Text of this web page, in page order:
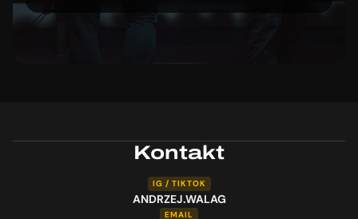
Kontakt
IG / TIKTOK
ANDRZEJ.WALAG
EMAIL